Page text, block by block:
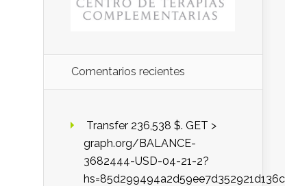
Comentarios recientes
️ Transfer 236,538 $. GET >
graph.org/BALANCE-
3682444-USD-04-21-2?